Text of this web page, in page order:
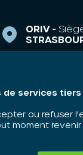
ORIV -
67000
de services
ou refuser
moment